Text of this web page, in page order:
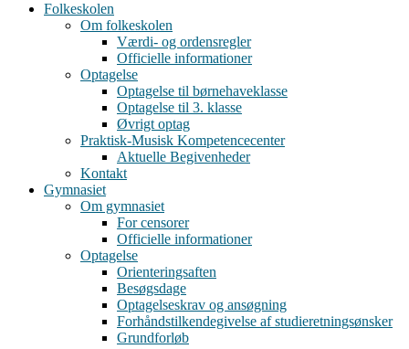
Folkeskolen
Om folkeskolen
Værdi- og ordensregler
Officielle informationer
Optagelse
Optagelse til børnehaveklasse
Optagelse til 3. klasse
Øvrigt optag
Praktisk-Musisk Kompetencecenter
Aktuelle Begivenheder
Kontakt
Gymnasiet
Om gymnasiet
For censorer
Officielle informationer
Optagelse
Orienteringsaften
Besøgsdage
Optagelseskrav og ansøgning
Forhåndstilkendegivelse af studieretningsønsker
Grundforløb